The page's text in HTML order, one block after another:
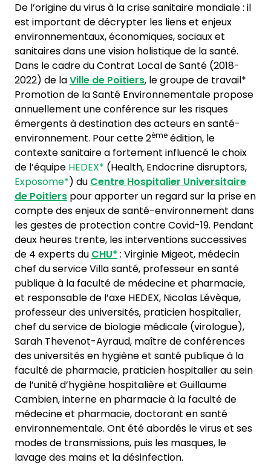
De l’origine du virus à la crise sanitaire mondiale : il
est important de décrypter les liens et enjeux
environnementaux, économiques, sociaux et
sanitaires dans une vision holistique de la santé.
Dans le cadre du Contrat Local de Santé (2018-
2022) de laVille de Poitiers, le groupe de travail*
Promotion de la Santé Environnementale propose
annuellement une conférence sur les risques
émergents à destination des acteurs en santé-
environnement. Pour cette 2ème édition, le
contexte sanitaire a fortement influencé le choix
de l’équipe HEDEX* (Health, Endocrine disruptors,
Exposome*) du Centre Hospitalier Universitaire
de Poitiers pour apporter un regard sur la prise en
compte des enjeux de santé-environnement dans
les gestes de protection contre Covid-19. Pendant
deux heures trente, les interventions successives
de 4 experts du CHU* : Virginie Migeot, médecin
chef du service Villa santé, professeur en santé
publique à la faculté de médecine et pharmacie,
et responsable de l’axe HEDEX, Nicolas Lévèque,
professeur des universités, praticien hospitalier,
chef du service de biologie médicale (virologue),
Sarah Thevenot-Ayraud, maître de conférences
des universités en hygiène et santé publique à la
faculté de pharmacie, praticien hospitalier au sein
de l’unité d’hygiène hospitalière et Guillaume
Cambien, interne en pharmacie à la faculté de
médecine et pharmacie, doctorant en santé
environnementale. Ont été abordés le virus et ses
modes de transmissions, puis les masques, le
lavage des mains et la désinfection.